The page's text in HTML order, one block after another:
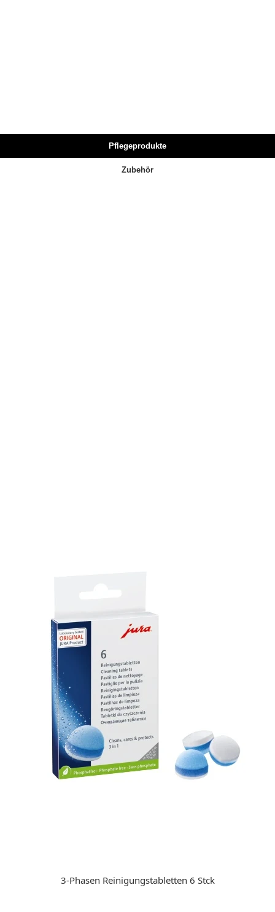
Pflegeprodukte
Zubehör
3-Phasen Reinigungstabletten 6 Stck